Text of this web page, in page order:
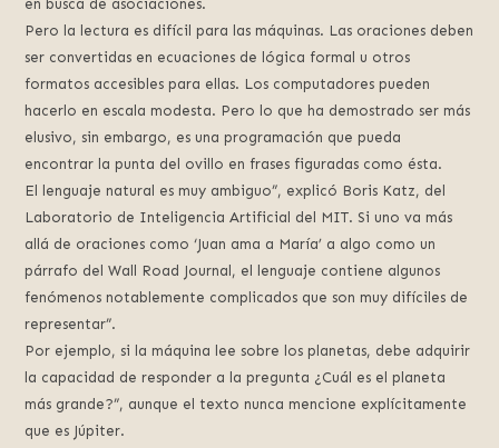
en busca de asociaciones.
Pero la lectura es difícil para las máquinas. Las oraciones deben
ser convertidas en ecuaciones de lógica formal u otros
formatos accesibles para ellas. Los computadores pueden
hacerlo en escala modesta. Pero lo que ha demostrado ser más
elusivo, sin embargo, es una programación que pueda
encontrar la punta del ovillo en frases figuradas como ésta.
El lenguaje natural es muy ambiguo”, explicó Boris Katz, del
Laboratorio de Inteligencia Artificial del MIT. Si uno va más
allá de oraciones como ‘Juan ama a María’ a algo como un
párrafo del Wall Road Journal, el lenguaje contiene algunos
fenómenos notablemente complicados que son muy difíciles de
representar”.
Por ejemplo, si la máquina lee sobre los planetas, debe adquirir
la capacidad de responder a la pregunta ¿Cuál es el planeta
más grande?”, aunque el texto nunca mencione explícitamente
que es Júpiter.